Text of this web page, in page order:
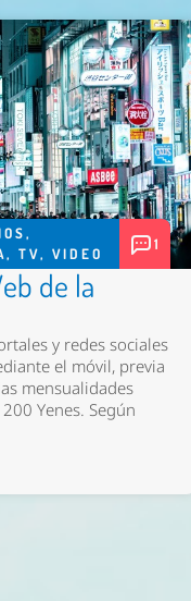
,
,TV,VIDEO
1
de la
y redes sociales
el móvil, previa
mensualidades
Yenes. Según